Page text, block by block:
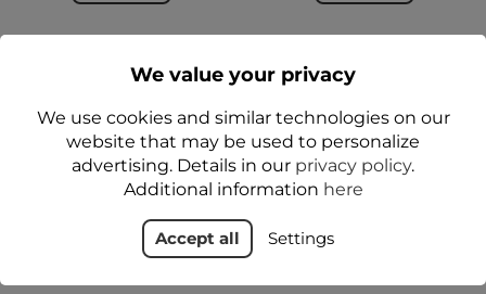
ДА
We value your privacy
We use cookies and similar technologies on our
website that may be used to personalize
advertising. Details in our privacy policy.
Additional information here
Accept all Settings